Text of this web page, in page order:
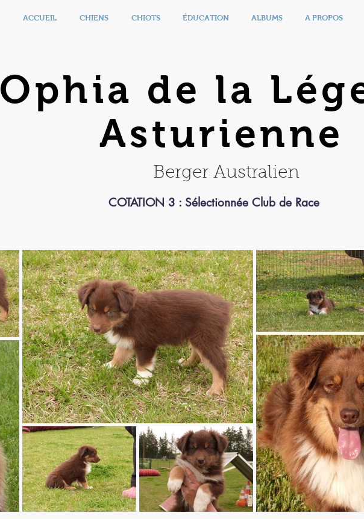
ACCUEIL CHIENS CHIOTS ÉDUCATION ALBUMS A PROPOS
Ophia de la
Asturienne
Berger Australien
COTATION 3 : Sélectionnée Club de Race